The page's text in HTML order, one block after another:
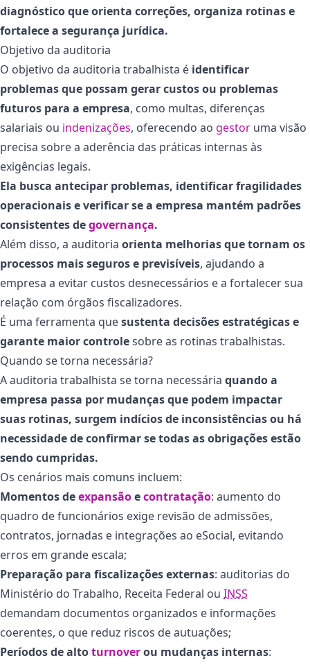
diagnóstico que orienta correções, organiza rotinas e
fortalece a segurança jurídica.
Objetivo da auditoria
O objetivo da auditoria trabalhista é identificar
problemas que possam gerar custos ou problemas
futuros para a empresa, como multas, diferenças
salariais ou indenizações, oferecendo ao gestor uma visão
precisa sobre a aderência das práticas internas às
exigências legais.
Ela busca antecipar problemas, identificar fragilidades
operacionais e verificar se a empresa mantém padrões
consistentes degovernança.
Além disso, a auditoria orienta melhorias que tornam os
processos mais seguros e previsíveis, ajudando a
empresa a evitar custos desnecessários e a fortalecer sua
relação com órgãos fiscalizadores.
É uma ferramenta quesustenta decisões estratégicas e
garante maior controlesobre as rotinas trabalhistas.
Quando se torna necessária?
A auditoria trabalhista se torna necessária quando a
empresa passa por mudanças que podem impactar
suas rotinas, surgem indícios de inconsistências ou há
necessidade de confirmar se todas as obrigações estão
sendo cumpridas.
Os cenários mais comuns incluem:
Momentos deexpansãoecontratação: aumento do
quadro de funcionários exige revisão de admissões,
contratos, jornadas e integrações ao eSocial, evitando
erros em grande escala;
Preparação para fiscalizações externas: auditorias do
Ministério do Trabalho, Receita Federal ou INSS
demandam documentos organizados e informações
coerentes, o que reduz riscos de autuações;
Períodos de altoturnoverou mudanças internas: